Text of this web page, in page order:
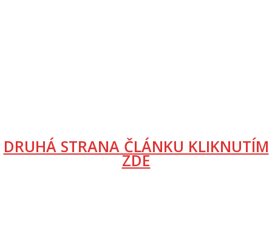
DRUHÁ STRANA ČLÁNKU KLIKNUTÍM
ZDE